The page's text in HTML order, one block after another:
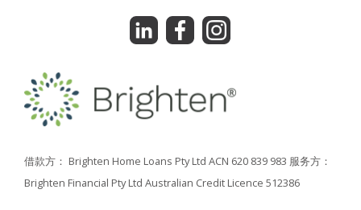
借款方： Brighten Home Loans Pty Ltd ACN 620 839 983 服务方：
Brighten Financial Pty Ltd Australian Credit Licence 512386